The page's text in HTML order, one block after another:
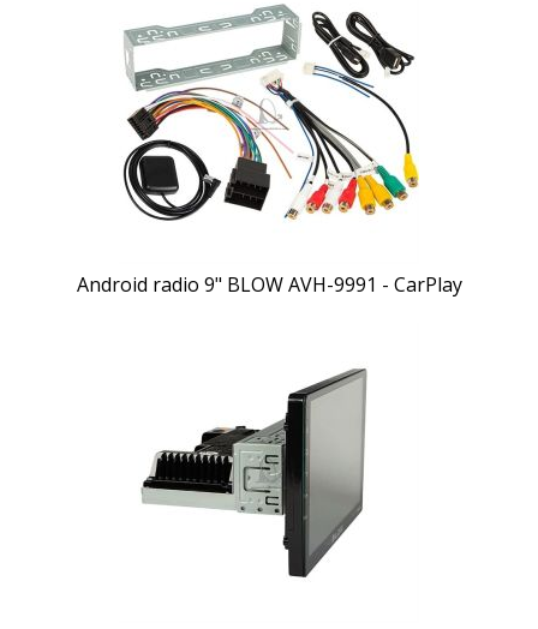
Android radio 9" BLOW AVH-9991 - CarPlay